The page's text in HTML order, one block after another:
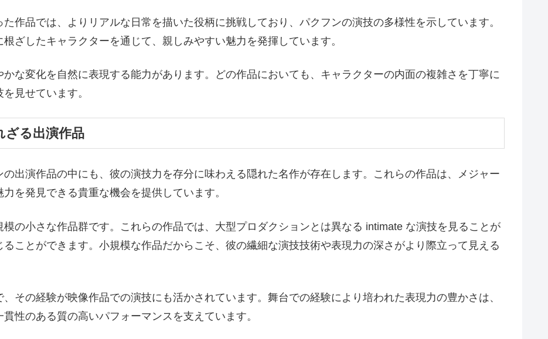
作品では、よりリアルな日常を描いた役柄に挑戦しており、パクフンの演技の多様性を示しています。
ざしたキャラクターを通じて、親しみやすい魅力を発揮しています。
な変化を自然に表現する能力があります。どの作品においても、キャラクターの内面の複雑さを丁寧に
見せています。
ざる出演作品
出演作品の中にも、彼の演技力を存分に味わえる隠れた名作が存在します。これらの作品は、メジャー
を発見できる貴重な機会を提供しています。
の小さな作品群です。これらの作品では、大型プロダクションとは異なる intimate な演技を見ることが
ことができます。小規模な作品だからこそ、彼の繊細な演技技術や表現力の深さがより際立って見える
その経験が映像作品での演技にも活かされています。舞台での経験により培われた表現力の豊かさは、
性のある質の高いパフォーマンスを支えています。